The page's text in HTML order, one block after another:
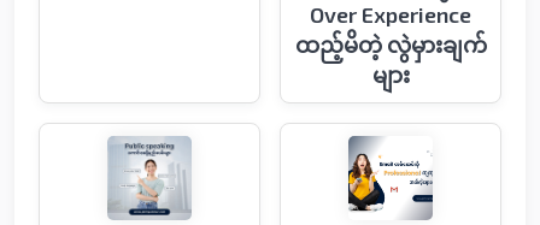
Over Experience
ထည့်မိတဲ့ လွဲမှားချက်
များ